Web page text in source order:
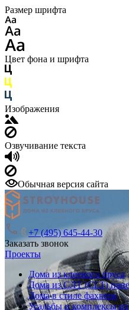
Размер шрифта
Цвет фона и шрифта
Изображения
Озвучивание текста
Обычная версия сайта
+7 (495) 645-44-30
Заказать звонок
Проекты
Дома из клееного бруса
Дома из СЛТ (CLT)
Дома в стиле фахверк
Усадьбы и комплексы из